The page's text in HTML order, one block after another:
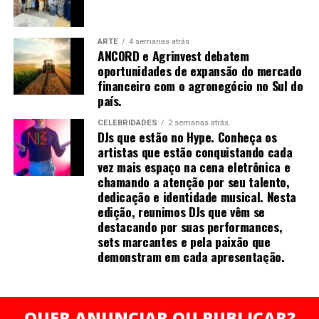
WELL THE DJ é apaixonado por música eletrônica desde
a adolescência, iniciou sua trajetória como DJ em 2020 e
atua profissionalmente há mais de 3 anos. Como DJ
Open Format, destaca-se pelos estilos Pop, Funk, EDM,
House e Flashbacks.
Seu diferencial está na dedicação aos estudos e à
preparação de cada apresentação, buscando criar uma
conexão única com o público. Um dos momentos mais
durante o Carnaval.
O evento será realizado de forma presencial, às 19h,
com participação gratuita mediante inscrição prévia e
vagas limitadas.
Serviço:
Evento: Encontro de profissionais do mercado
financeiro que querem crescer no agro
Data e horário: 8 de julho de 2026 (terça-feira), às
19h
Local: Agrinvest Commodities — Curitiba (PR)
Gratuito, com inscrições limitadas
Inscrições: https://link.agrinvest.agr.br/43SdCUw
ARTE 4 semanas atrás
ANCORD e Agrinvest debatem
oportunidades de expansão do mercado
financeiro com o agronegócio no Sul do
país.
CELEBRIDADES 2 semanas atrás
DJs que estão no Hype. Conheça os
artistas que estão conquistando cada
vez mais espaço na cena eletrônica e
chamando a atenção por seu talento,
dedicação e identidade musical. Nesta
edição, reunimos DJs que vêm se
destacando por suas performances,
sets marcantes e pela paixão que
demonstram em cada apresentação.